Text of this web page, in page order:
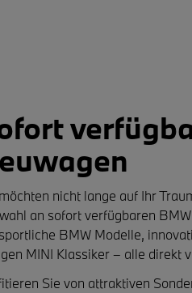
nicht lange auf Ihr
an sofort verfügbaren
BMW Modelle,
MINI Klassiker– alle direkt
Sie von attraktiven